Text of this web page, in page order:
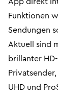
Funktionen
Sendungen
Aktuell sind
brillanter
UHD und